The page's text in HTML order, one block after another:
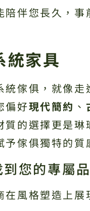
陪伴您長久，
統家具
統傢俱，就像
偏好現代簡約 、
質的選擇更是琳
予傢俱獨特的質
您的專屬
在風格塑造上